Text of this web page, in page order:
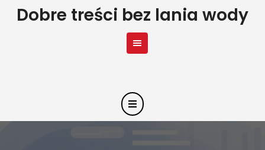
SkipDobre treści bez lania wody